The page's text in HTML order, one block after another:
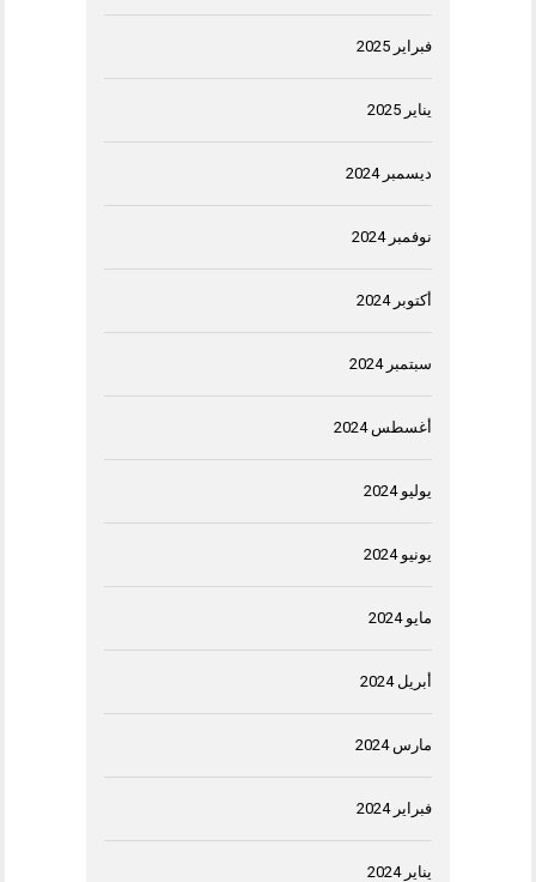
فبراير 2025
يناير 2025
ديسمبر 2024
نوفمبر 2024
أكتوبر 2024
سبتمبر 2024
أغسطس 2024
يوليو 2024
يونيو 2024
مايو 2024
أبريل 2024
مارس 2024
فبراير 2024
يناير 2024